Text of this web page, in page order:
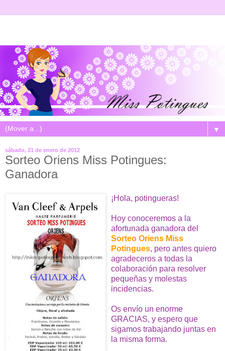
▼
sábado, 21 de enero de 2012
Sorteo Oriens Miss Potingues:
Ganadora
¡Hola, potingueras!
Hoy conoceremos a la
afortunada ganadora del
Sorteo Oriens Miss
Potingues, pero antes quiero
agradeceros a todas la
colaboración para resolver
pequeñas y molestas
incidencias.
Os envío un enorme
GRACIAS, y espero que
sigamos trabajando juntas en
la misma forma.